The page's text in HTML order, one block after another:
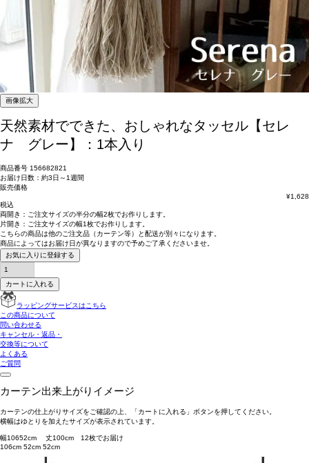
画像拡大
天然素材でできた、おしゃれなタッセル【セレ
ナ グレー】：1本入り
商品番号 156682821
お届け日数：約3日～1週間
販売価格
¥1,628
税込
両開き： ご注文サイズの半分の幅2枚でお作りします。
片開き： ご注文サイズの幅1枚でお作りします。
こちらの商品は他のご注文品（カーテン等）と配送が別々 になります。
商品によってはお届け日が異なりますので予めご了承くださいませ。
お気に入りに登録する
カートに入れる
ラッピングサービスはこちら
この商品について
問い合わせる
キャンセル・返品・
交換等について
よくある
ご質問
カーテン出来上がりイメージ
カーテンの仕上がりサイズをご確認の上、「カートに入れる」ボタンを押してください。
横幅はゆとりを加えたサイズが表示されています。
幅10652cm 丈100cm 12枚でお届け
106cm 52cm 52cm